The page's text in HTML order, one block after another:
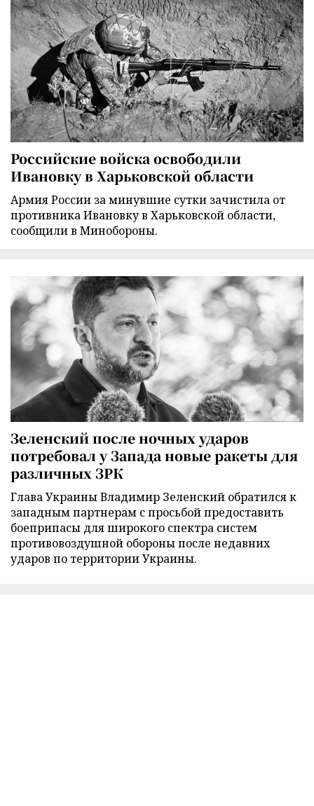
Российские войска освободили
Ивановку в Харьковской области
Армия России за минувшие сутки зачистила от
противника Ивановку в Харьковской области,
сообщили в Минобороны.
Зеленский после ночных ударов
потребовал у Запада новые ракеты для
различных ЗРК
Глава Украины Владимир Зеленский обратился к
западным партнерам с просьбой предоставить
боеприпасы для широкого спектра систем
противовоздушной обороны после недавних
ударов по территории Украины.